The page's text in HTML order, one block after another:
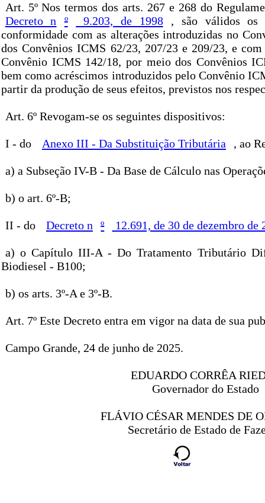
Art. 5º Nos termos dos arts. 267 e 268 do
Decreto n
º 9.203, de 1998
, são válidos os
conformidade com as alterações introduzidas no
dos Convênios ICMS 62/23, 207/23 e 209/23, e
Convênio ICMS 142/18, por meio dos Convênios
bem como acréscimos introduzidos pelo Convênio
partir da produção de seus efeitos, previstos nos
Art. 6º Revogam-se os seguintes dispositivos:
I - do Anexo III - Da Substituição Tributária , ao
a) a Subseção IV-B - Da Base de Cálculo nas
b) o art. 6º-B;
II - do Decreto n º 12.691, de 30 de dezembro de
a) o Capítulo III-A - Do Tratamento Tributário
Biodiesel - B100;
b) os arts. 3º-A e 3º-B.
Art. 7º Este Decreto entra em vigor na data de sua
Campo Grande, 24 de junho de 2025.
EDUARDO CORRÊA
Governador do Estado
FLÁVIO CÉSAR MENDES DE
Secretário de Estado de